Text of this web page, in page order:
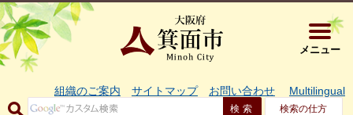
大阪府箕
メニュー
組織のご案内 サイトマップ お問い合わせ Multilingual
検索の仕方